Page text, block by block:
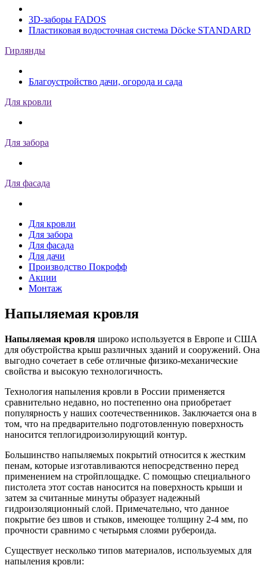
3D-заборы FADOS
Пластиковая водосточная система Döcke STANDARD
Гирлянды
Благоустройство дачи, огорода и сада
Для кровли
Для забора
Для фасада
Для кровли
Для забора
Для фасада
Для дачи
Производство Покрофф
Акции
Монтаж
Напыляемая кровля
Напыляемая кровля широко используется в Европе и США
для обустройства крыш различных зданий и сооружений. Она
выгодно сочетает в себе отличные физико-механические
свойства и высокую технологичность.
Технология напыления кровли в России применяется
сравнительно недавно, но постепенно она приобретает
популярность у наших соотечественников. Заключается она в
том, что на предварительно подготовленную поверхность
наносится теплогидроизолирующий контур.
Большинство напыляемых покрытий относится к жестким
пенам, которые изготавливаются непосредственно перед
применением на стройплощадке. С помощью специального
пистолета этот состав наносится на поверхность крыши и
затем за считанные минуты образует надежный
гидроизоляционный слой. Примечательно, что данное
покрытие без швов и стыков, имеющее толщину 2-4 мм, по
прочности сравнимо с четырьмя слоями рубероида.
Существует несколько типов материалов, используемых для
напыления кровли: